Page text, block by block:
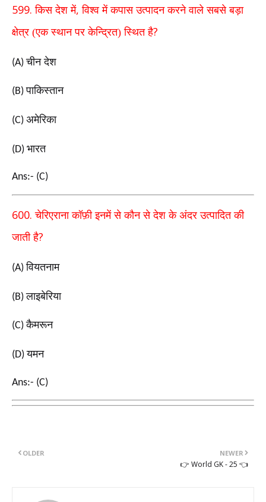
599.किस देश में,विश्व में कपास उत्पादन करने वाले सबसे बड़ा
क्षेत्र (एक स्थान पर केन्द्रित) स्थित है?
(A)चीन देश
(B)पाकिस्तान
(C) अमेरिका
(D) भारत
Ans:- (C)
600.चेरिएराना कॉफ़ी इनमें से कौन से देश के अंदर उत्पादित की
जाती है?
(A)वियतनाम
(B)लाइबेरिया
(C)कैमरून
(D)यमन
Ans:- (C)
NEWER
👉 World GK - 25 👈
OLDER